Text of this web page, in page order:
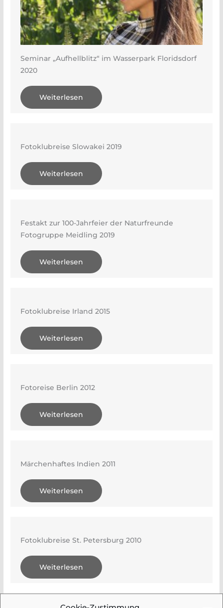
Seminar „Aufhellblitz“ im Wasserpark Floridsdorf
2020
Weiterlesen
Fotoklubreise Slowakei 2019
Weiterlesen
Festakt zur 100-Jahrfeier der Naturfreunde
Fotogruppe Meidling 2019
Weiterlesen
Fotoklubreise Irland 2015
Weiterlesen
Fotoreise Berlin 2012
Weiterlesen
Märchenhaftes Indien 2011
Weiterlesen
Fotoklubreise St. Petersburg 2010
Weiterlesen